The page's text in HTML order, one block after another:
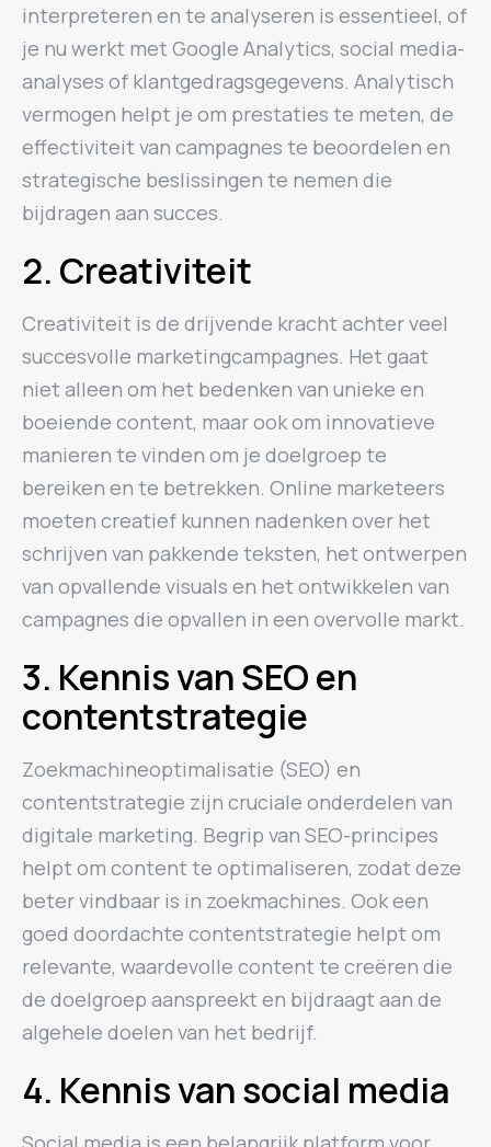
interpreteren en te analyseren is essentieel, of
je nu werkt met Google Analytics, social media-
analyses of klantgedragsgegevens. Analytisch
vermogen helpt je om prestaties te meten, de
effectiviteit van campagnes te beoordelen en
strategische beslissingen te nemen die
bijdragen aan succes.
2. Creativiteit
Creativiteit is de drijvende kracht achter veel
succesvolle marketingcampagnes. Het gaat
niet alleen om het bedenken van unieke en
boeiende content, maar ook om innovatieve
manieren te vinden om je doelgroep te
bereiken en te betrekken. Online marketeers
moeten creatief kunnen nadenken over het
schrijven van pakkende teksten, het ontwerpen
van opvallende visuals en het ontwikkelen van
campagnes die opvallen in een overvolle markt.
3. Kennis van SEO en
contentstrategie
Zoekmachineoptimalisatie (SEO) en
contentstrategie zijn cruciale onderdelen van
digitale marketing. Begrip van SEO-principes
helpt om content te optimaliseren, zodat deze
beter vindbaar is in zoekmachines. Ook een
goed doordachte contentstrategie helpt om
relevante, waardevolle content te creëren die
de doelgroep aanspreekt en bijdraagt aan de
algehele doelen van het bedrijf.
4. Kennis van social media